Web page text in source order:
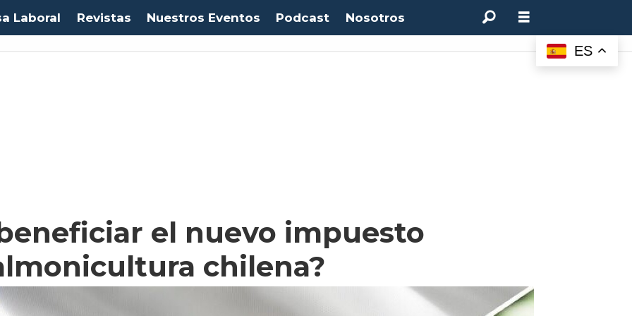
Laboral Revistas Nuestros Eventos Podcast Nosotros
el nuevo impuesto
chilena?
ES
Bitcoin: $64.600,08